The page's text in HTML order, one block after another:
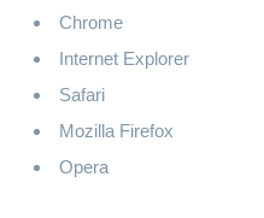
Chrome
Internet Explorer
Safari
Mozilla Firefox
Opera